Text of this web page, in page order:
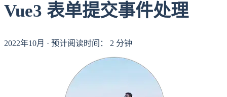
Vue3 表单提交事件处理
2022年10月 · 预计阅读时间： 2 分钟